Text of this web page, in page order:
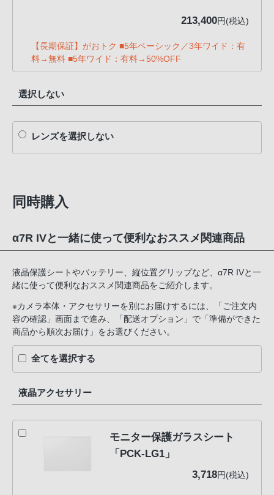
213,400円(税込)
【長期保証】がおトク ■5年ベーシック／3年ワイド：有
料→無料 ■5年ワイド：有料→50%OFF
選択しない
レンズを選択しない
同時購入
α7R IVと一緒に使って便利なおススメ関連商品
液晶保護シートやバッテリー、縦位置グリップなど、α7R IVと一
緒に使って便利なおススメ関連商品をご紹介します。
※カメラ本体・アクセサリーを別にお届けするには、「ご注文内
容の確認」画面まで進み、「配送オプション」で「準備ができた
商品から順次お届け」をお選びください。
全てを選択する
液晶アクセサリー
モニター保護ガラスシート
「PCK-LG1」
3,718円(税込)